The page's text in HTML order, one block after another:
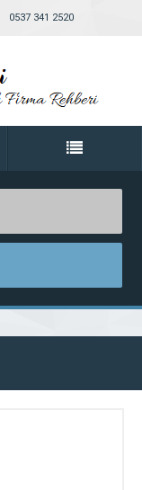
0537 341 2520